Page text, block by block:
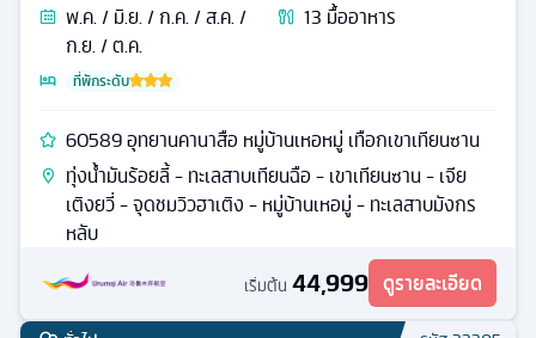
พ.ค. / มิ.ย. / ก.ค. / ส.ค. /
ก.ย. / ต.ค.
13 มื้ออาหาร
ที่พักระดับ
60589 อุทยานคานาสือ หมู่บ้านเหอหมู่ เทือกเขาเทียนซาน
ทุ่งน้ำมันร้อยลี้ - ทะเลสาบเทียนฉือ - เขาเทียนซาน - เจีย
เติงยวี่ - จุดชมวิวฮาเติง - หมู่บ้านเหอมู่ - ทะเลสาบมังกร
หลับ
เริ่มต้น 44,999 ดูรายละเอียด